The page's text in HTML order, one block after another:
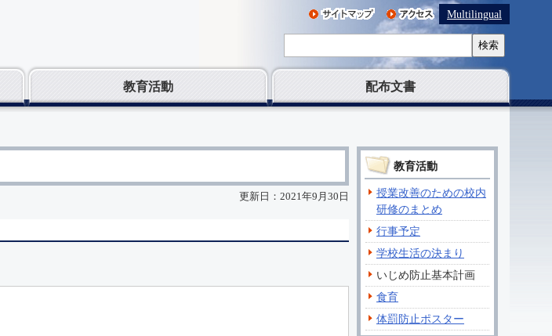
Multilingual
検索
教育活動 配布文書
更新日：2021年9月30日
教育活動
授業改善のための校内
研修のまとめ
行事予定
学校生活の決まり
いじめ防止基本計画
食育
体罰防止ポスター